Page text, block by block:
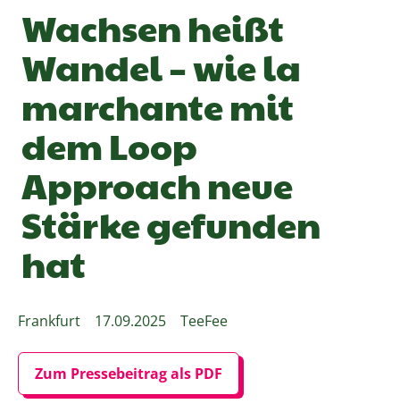
Wachsen heißt
Wandel – wie la
marchante mit
dem Loop
Approach neue
Stärke gefunden
hat
Frankfurt 17.09.2025 TeeFee
Zum Pressebeitrag als PDF